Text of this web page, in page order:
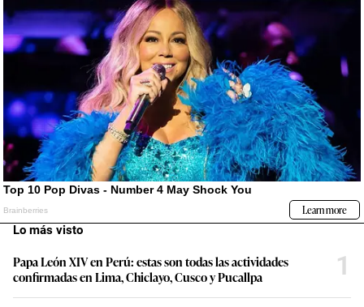
Lo más visto
Papa León XIV en Perú: estas son todas las actividades
confirmadas en Lima, Chiclayo, Cusco y Pucallpa
1